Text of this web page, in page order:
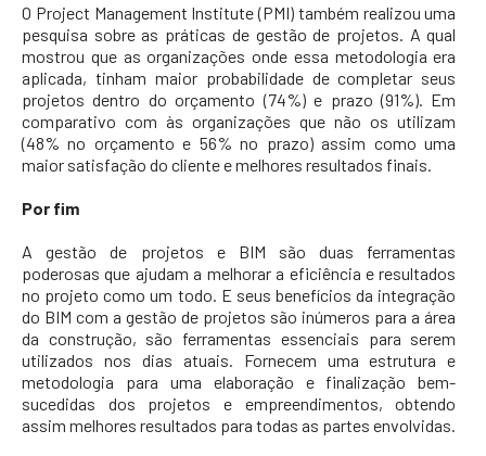
O Project Management Institute (PMI) também realizou uma
pesquisa sobre as práticas de gestão de projetos. A qual
mostrou que as organizações onde essa metodologia era
aplicada, tinham maior probabilidade de completar seus
projetos dentro do orçamento (74%) e prazo (91%). Em
comparativo com às organizações que não os utilizam
(48% no orçamento e 56% no prazo) assim como uma
maior satisfação do cliente e melhores resultados finais.
Por fim
A gestão de projetos e BIM são duas ferramentas
poderosas que ajudam a melhorar a eficiência e resultados
no projeto como um todo. E seus benefícios da integração
do BIM com a gestão de projetos são inúmeros para a área
da construção, são ferramentas essenciais para serem
utilizados nos dias atuais. Fornecem uma estrutura e
metodologia para uma elaboração e finalização bem-
sucedidas dos projetos e empreendimentos, obtendo
assim melhores resultados para todas as partes envolvidas.